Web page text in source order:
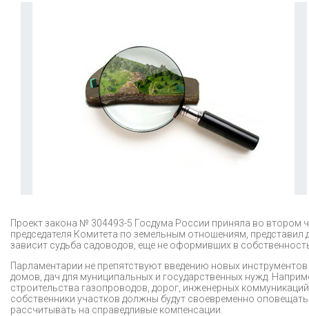
Проект закона № 304493-5 Госдума России приняла во втором
председателя Комитета по земельным отношениям, представил
зависит судьба садоводов, еще не оформивших в
Парламентарии не препятствуют введению новых
домов, дач для муниципальных и государственных нужд.
строительства газопроводов, дорог, инженерных
собственники участков должны будут своевременно
рассчитывать на справедливые компенсации.